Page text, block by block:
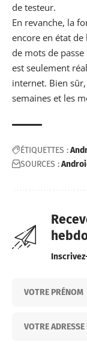
de testeur.
En revanche, la
encore en état
de mots de passe
est seulement
internet. Bien
semaines et les
ÉTIQUETTES :
SOURCES :